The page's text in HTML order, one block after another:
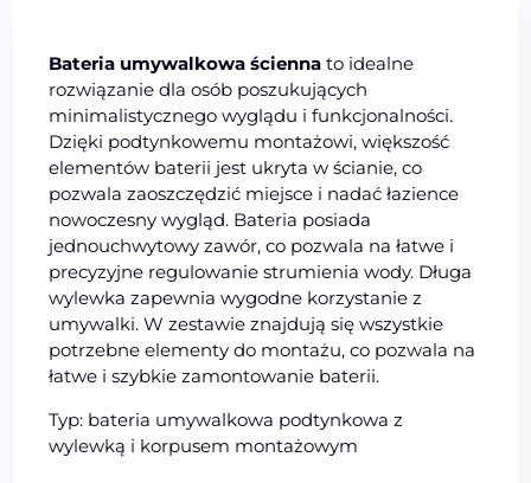
Bateria umywalkowa ścienna to idealne
rozwiązanie dla osób poszukujących
minimalistycznego wyglądu i funkcjonalności.
Dzięki podtynkowemu montażowi, większość
elementów baterii jest ukryta w ścianie, co
pozwala zaoszczędzić miejsce i nadać łazience
nowoczesny wygląd. Bateria posiada
jednouchwytowy zawór, co pozwala na łatwe i
precyzyjne regulowanie strumienia wody. Długa
wylewka zapewnia wygodne korzystanie z
umywalki. W zestawie znajdują się wszystkie
potrzebne elementy do montażu, co pozwala na
łatwe i szybkie zamontowanie baterii.
Typ: bateria umywalkowa podtynkowa z
wylewką i korpusem montażowym